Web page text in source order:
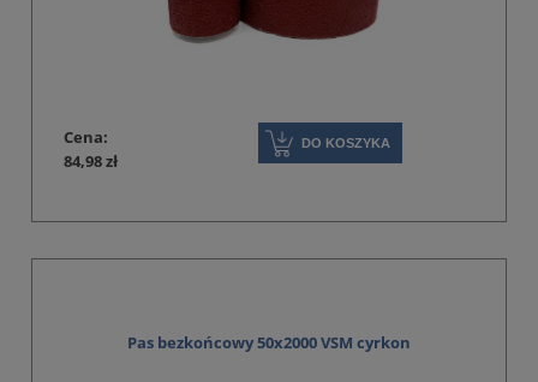
Cena:
84,98 zł
DO KOSZYKA
Pas bezkońcowy 50x2000 VSM cyrkon